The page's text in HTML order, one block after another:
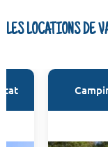
LES LOCATIONS DE